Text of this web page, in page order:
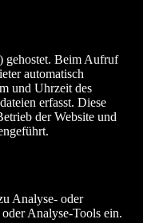
gehostet. Beim Aufruf
automatisch
und Uhrzeit des
erfasst. Diese
der Website und
Analyse- oder
Analyse-Tools ein.